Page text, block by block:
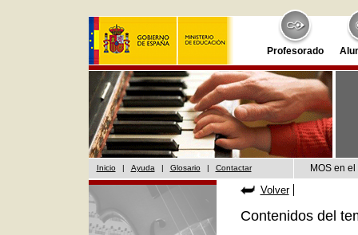
Profesorado
Inicio | Ayuda | Glosario | Contactar MOS en
Volver
Contenidos del